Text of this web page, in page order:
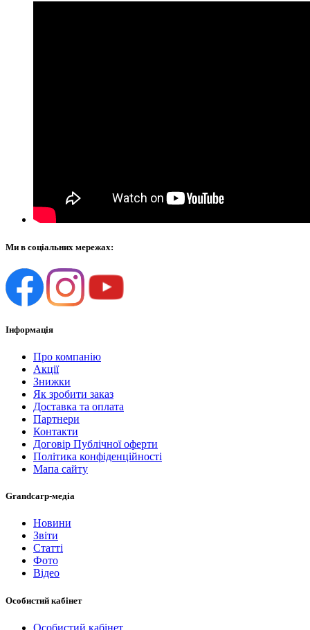
Ми в соціальних мережах:
Інформація
Про компанію
Акції
Знижки
Як зробити заказ
Доставка та оплата
Партнери
Контакти
Договір Публічної оферти
Політика конфіденційності
Мапа сайту
Grandcarp-медіа
Новини
Звіти
Статті
Фото
Відео
Особистий кабінет
Особистий кабінет